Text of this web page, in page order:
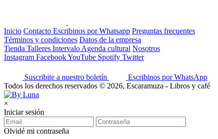
Inicio Contacto Escribinos por Whatsapp Preguntas frecuentes
Términos y condiciones Datos de la empresa
Tienda Talleres Intervalo Agenda cultural Nosotros
Instagram FacebookYouTube Spotify Twitter
Suscribite a nuestro boletín
Escribinos por WhatsApp
Todos los derechos reservados © 2026, Escaramuza - Libros y café
×
Iniciar sesión
Olvidé mi contraseña